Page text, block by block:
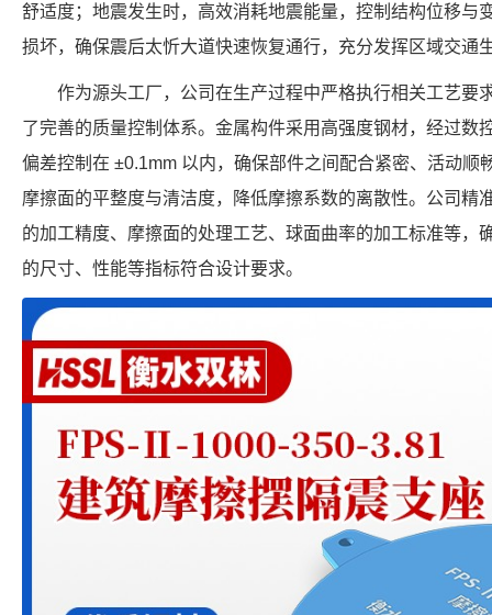
舒适度；地震发生时，高效消耗地震能量，控制结构位移与
损坏，确保震后太忻大道快速恢复通行，充分发挥区域交通
作为源头工厂，公司在生产过程中严格执行相关工艺要
了完善的质量控制体系。金属构件采用高强度钢材，经过数
偏差控制在 ±0.1mm 以内，确保部件之间配合紧密、活动顺
摩擦面的平整度与清洁度，降低摩擦系数的离散性。公司精
的加工精度、摩擦面的处理工艺、球面曲率的加工标准等，
的尺寸、性能等指标符合设计要求。